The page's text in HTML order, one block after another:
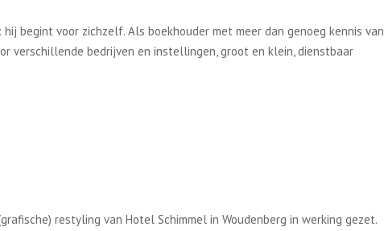
begint voor zichzelf. Als boekhouder met meer dan genoeg kennis van
verschillende bedrijven en instellingen, groot en klein, dienstbaar
restyling van Hotel Schimmel in Woudenberg in werking gezet.